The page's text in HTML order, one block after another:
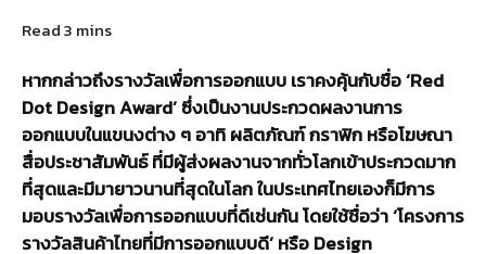
หากกล่าวถึงรางวัลเพื่อการออกแบบ เราคงคุ้นกับชื่อ ‘Red
Dot Design Award’ ซึ่งเป็นงานประกวดผลงานการ
ออกแบบในแขนงต่าง ๆ อาทิ ผลิตภัณฑ์ กราฟิก หรือโฆษณา
สื่อประชาสัมพันธ์ ที่มีผู้ส่งผลงานจากทั่วโลกเข้าประกวดมาก
ที่สุดและมีมายาวนานที่สุดในโลก ในประเทศไทยเองก็มีการ
มอบรางวัลเพื่อการออกแบบที่ดีเช่นกัน โดยใช้ชื่อว่า ‘โครงการ
รางวัลสินค้าไทยที่มีการออกแบบดี’ หรือ Design